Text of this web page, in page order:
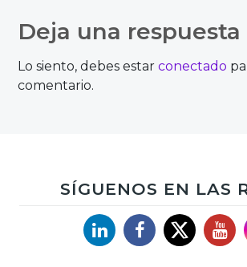
de
entradas
Deja una respuesta
Lo siento, debes estarconectado
comentario.
SÍGUENOS EN LAS
LinkedinFacebook
X